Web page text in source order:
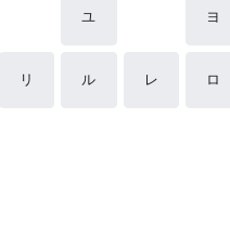
ユ ヨ
リ ル レ ロ